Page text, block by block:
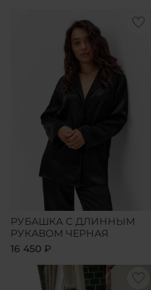
РУБАШКА С ДЛИННЫМ
РУКАВОМ ЧЕРНАЯ
16 450 ₽